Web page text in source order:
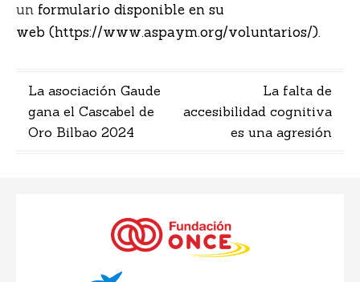
un formulario disponible en su
web (https://www.aspaym.org/voluntarios/).
Navegación
de
La asociación Gaude
gana el Cascabel de
Oro Bilbao 2024
La falta de
accesibilidad cognitiva
es una agresión